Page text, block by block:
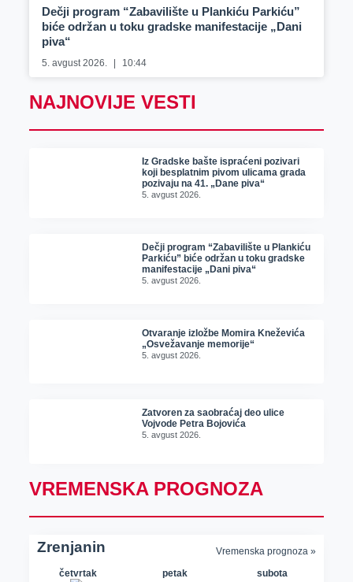
Dečji program “Zabavilište u Plankiću Parkiću”
biće održan u toku gradske manifestacije „Dani
piva“
5. avgust 2026. 10:44
NAJNOVIJE VESTI
Iz Gradske bašte ispraćeni pozivari
koji besplatnim pivom ulicama grada
pozivaju na 41. „Dane piva“
5. avgust 2026.
Dečji program “Zabavilište u Plankiću
Parkiću” biće održan u toku gradske
manifestacije „Dani piva“
5. avgust 2026.
Otvaranje izložbe Momira Kneževića
„Osvežavanje memorije“
5. avgust 2026.
Zatvoren za saobraćaj deo ulice
Vojvode Petra Bojovića
5. avgust 2026.
VREMENSKA PROGNOZA